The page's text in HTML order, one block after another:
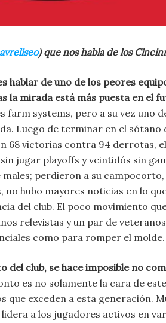
) que nos habla de los
hablar de uno de los peores
la mirada está más puesta en el
farm systems, pero a su vez uno
Luego de terminar en el sótano
68 victorias contra 94 derrotas,
jugar playoffs y veintidós sin
perdieron a su
no hubo mayores noticias en lo
del club. El poco movimiento
relevistas y un par de
como para romper el molde.
del club, se hace imposible no
es no solamente la cara de
que exceden a esta generación.
a los jugadores activos en